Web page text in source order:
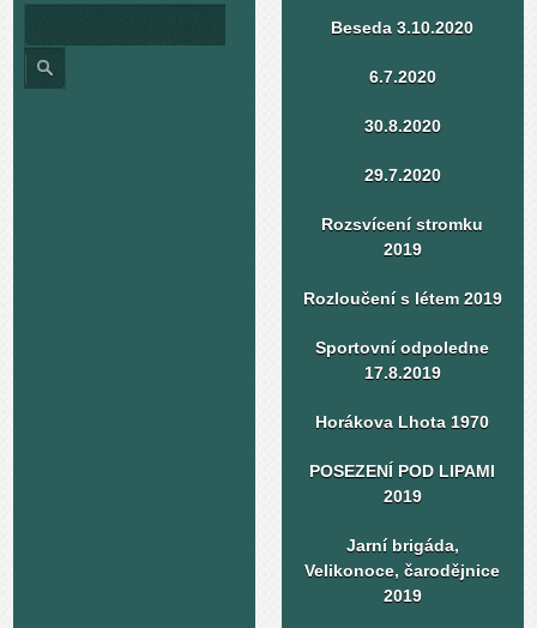
Beseda 3.10.2020
6.7.2020
30.8.2020
29.7.2020
Rozsvícení stromku
2019
Rozloučení s létem 2019
Sportovní odpoledne
17.8.2019
Horákova Lhota 1970
POSEZENÍ POD LIPAMI
2019
Jarní brigáda,
Velikonoce, čarodějnice
2019